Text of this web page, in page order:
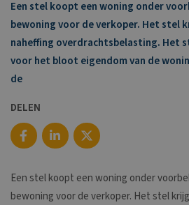
Een stel koopt een woning onder
bewoning voor de verkoper. Het stel
naheffing overdrachtsbelasting. Het
voor het bloot eigendom van de
de
DELEN
Een stel koopt een woning onder
bewoning voor de verkoper. Het stel